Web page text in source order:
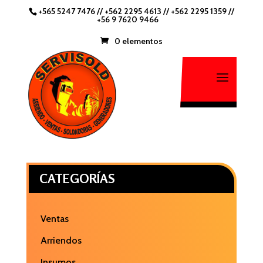
+565 5247 7476// +562 2295 4613 // +562 2295 1359//
+56 9 7620 9466
0 elementos
CATEGORÍAS
Ventas
Arriendos